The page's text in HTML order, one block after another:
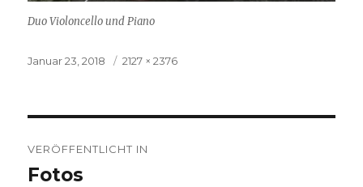
Duo Violoncello und Piano
Veröffentlicht
Januar 23, 2018
Volle
2127 × 2376
VERÖFFENTLICHT IN
Fotos